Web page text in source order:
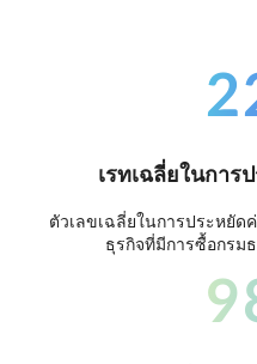
เรทเฉลี่ยในกา
ตัวเลขเฉลี่ยในการประหยัด
ธุรกิจที่มีการซื้อกรม